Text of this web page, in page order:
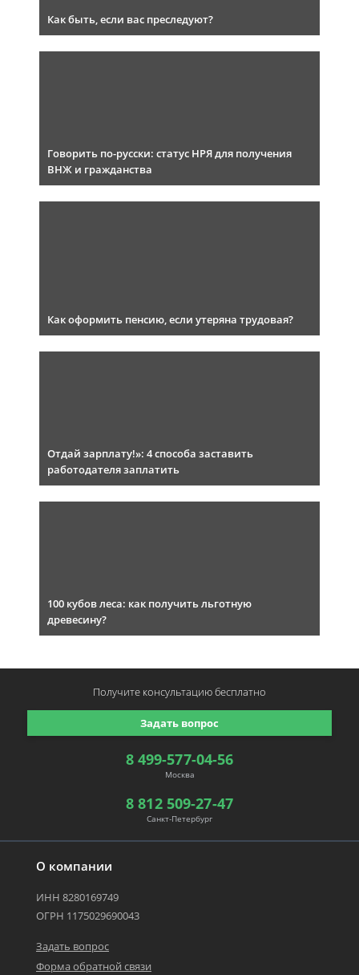
Как быть, если вас преследуют?
Говорить по-русски: статус НРЯ для получения
ВНЖ и гражданства
Как оформить пенсию, если утеряна трудовая?
Отдай зарплату!»: 4 способа заставить
работодателя заплатить
100 кубов леса: как получить льготную
древесину?
О компании
ИНН 8280169749
ОГРН 1175029690043
Задать вопрос
Форма обратной связи
8 499-577-04-56
Москва
8 812 509-27-47
Санкт-Петербург
Задать вопрос
Получите консультациюбесплатно